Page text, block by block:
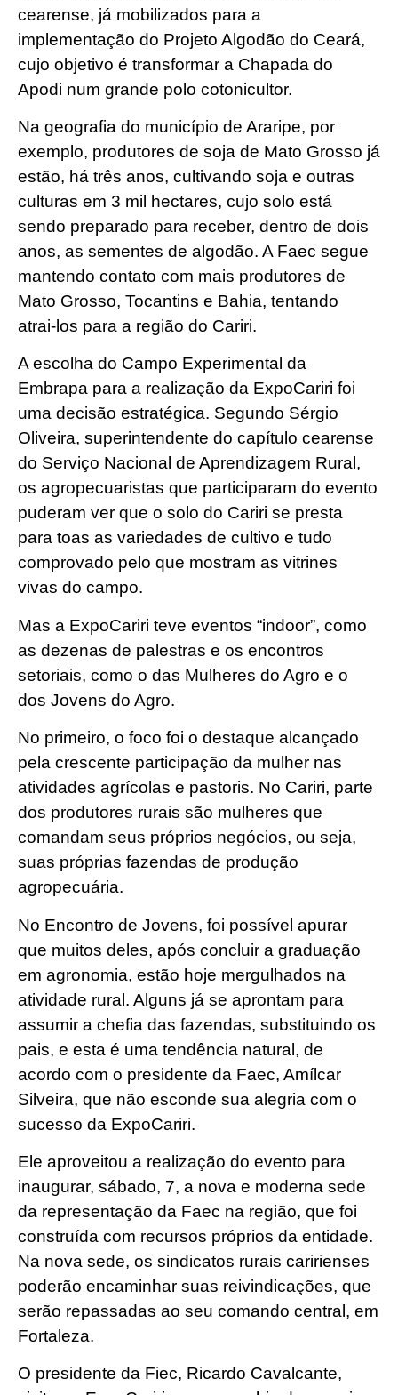
cearense, já mobilizados para a
implementação do Projeto Algodão do Ceará,
cujo objetivo é transformar a Chapada do
Apodi num grande polo cotonicultor.
Na geografia do município de Araripe, por
exemplo, produtores de soja de Mato Grosso já
estão, há três anos, cultivando soja e outras
culturas em 3 mil hectares, cujo solo está
sendo preparado para receber, dentro de dois
anos, as sementes de algodão. A Faec segue
mantendo contato com mais produtores de
Mato Grosso, Tocantins e Bahia, tentando
atrai-los para a região do Cariri.
A escolha do Campo Experimental da
Embrapa para a realização da ExpoCariri foi
uma decisão estratégica. Segundo Sérgio
Oliveira, superintendente do capítulo cearense
do Serviço Nacional de Aprendizagem Rural,
os agropecuaristas que participaram do evento
puderam ver que o solo do Cariri se presta
para toas as variedades de cultivo e tudo
comprovado pelo que mostram as vitrines
vivas do campo.
Mas a ExpoCariri teve eventos “indoor”, como
as dezenas de palestras e os encontros
setoriais, como o das Mulheres do Agro e o
dos Jovens do Agro.
No primeiro, o foco foi o destaque alcançado
pela crescente participação da mulher nas
atividades agrícolas e pastoris. No Cariri, parte
dos produtores rurais são mulheres que
comandam seus próprios negócios, ou seja,
suas próprias fazendas de produção
agropecuária.
No Encontro de Jovens, foi possível apurar
que muitos deles, após concluir a graduação
em agronomia, estão hoje mergulhados na
atividade rural. Alguns já se aprontam para
assumir a chefia das fazendas, substituindo os
pais, e esta é uma tendência natural, de
acordo com o presidente da Faec, Amílcar
Silveira, que não esconde sua alegria com o
sucesso da ExpoCariri.
Ele aproveitou a realização do evento para
inaugurar, sábado, 7, a nova e moderna sede
da representação da Faec na região, que foi
construída com recursos próprios da entidade.
Na nova sede, os sindicatos rurais caririenses
poderão encaminhar suas reivindicações, que
serão repassadas ao seu comando central, em
Fortaleza.
O presidente da Fiec, Ricardo Cavalcante,